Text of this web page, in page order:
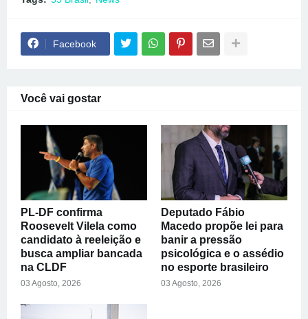
Facebook
Você vai gostar
PL-DF confirma
Roosevelt Vilela como
candidato à reeleição e
busca ampliar bancada
na CLDF
03 Agosto, 2026
Deputado Fábio
Macedo propõe lei para
banir a pressão
psicológica e o assédio
no esporte brasileiro
03 Agosto, 2026